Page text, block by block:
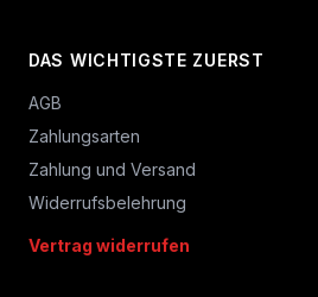
DAS WICHTIGSTE ZUERST
AGB
Zahlungsarten
Zahlung und Versand
Widerrufsbelehrung
Vertrag widerrufen